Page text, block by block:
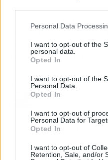
Personal Data
I want to opt-out of the
personal data.
Opted In
I want to opt-out of the
Personal Data.
Opted In
I want to opt-out of
Personal Data for
Opted In
I want to opt-out of
Retention, Sale, and/or
conciertos que no da
su posición como el
nueva generación del
Artículo anterior
La Justicia avala el
negarse a volver a la
oficina tras el teletrabajo